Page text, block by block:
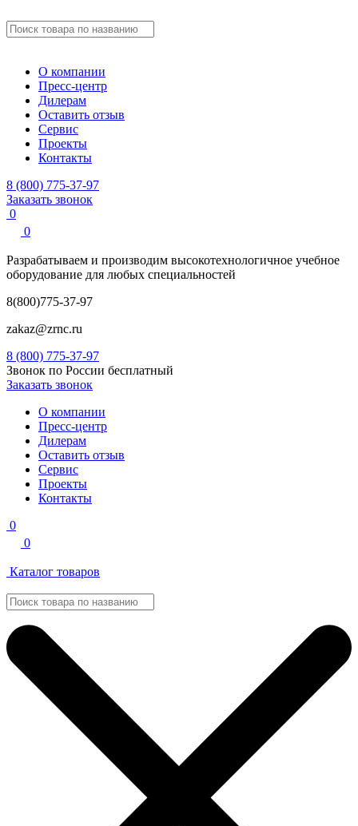
О компании
Пресс-центр
Дилерам
Оставить отзыв
Сервис
Проекты
Контакты
8 (800) 775-37-97
Заказать звонок
0
0
Разрабатываем и производим высокотехнологичное учебное
оборудование для любых специальностей
8(800)775-37-97
zakaz@zrnc.ru
8 (800) 775-37-97
Звонок по России бесплатный
Заказать звонок
О компании
Пресс-центр
Дилерам
Оставить отзыв
Сервис
Проекты
Контакты
0
0
Каталог товаров